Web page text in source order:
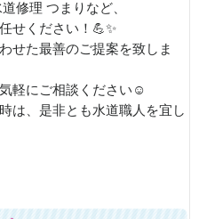
修理 つまりなど、
せください！💪✨
せた最善のご提案を致しま
軽にご相談ください☺
は、是非とも水道職人を宜し